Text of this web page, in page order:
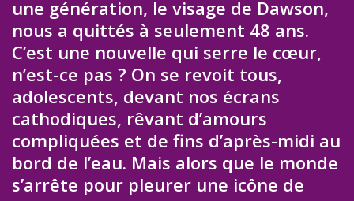
une génération, le visage de Dawson,
nous a quittés à seulement 48 ans.
C’est une nouvelle qui serre le cœur,
n’est-ce pas ? On se revoit tous,
adolescents, devant nos écrans
cathodiques, rêvant d’amours
compliquées et de fins d’après-midi au
bord de l’eau. Mais alors que le monde
s’arrête pour pleurer une icône de